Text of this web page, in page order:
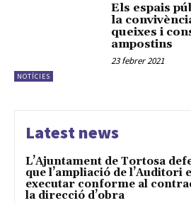
NOTÍCIES
Els espais
la
queixes i
ampostins
23 febrer 2021
Latest news
L’Ajuntament de Tortosa
que l’ampliació de l’Auditori
executar conforme al
la direcció d’obra